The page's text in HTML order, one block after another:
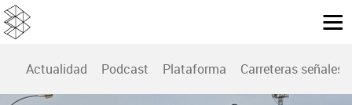
Actualidad Podcast Plataforma Carreteras señales